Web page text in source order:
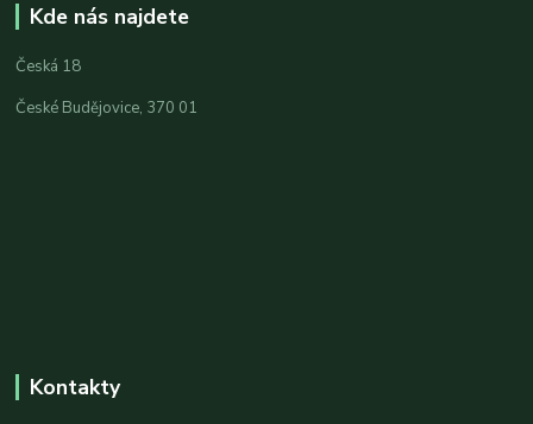
Kde nás najdete
Česká 18
České Budějovice, 370 01
Kontakty